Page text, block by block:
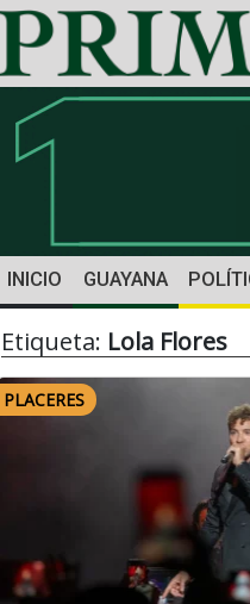
INICIO GUAYANA
Etiqueta: Lola Flores
PLACERES